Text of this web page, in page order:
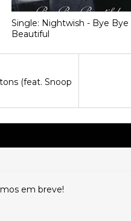
Single: Nightwish - Bye Bye
Beautiful
(feat. Snoop
em breve!